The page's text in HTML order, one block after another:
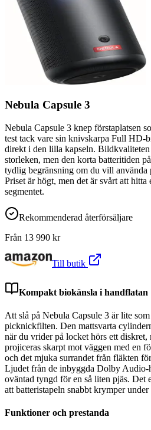
Nebula Capsule 3
Nebula Capsule 3 knep förstaplatsen
test tack vare sin knivskarpa Full
direkt i den lilla kapseln.
storleken, men den korta batteritiden
tydlig begränsning om du vill använda
Priset är högt, men det är svårt att
segmentet.
Rekommenderad återförsäljare
Från 13 990 kr
Till butik
Kompakt biokänsla i handflatan
Att slå på Nebula Capsule 3 är lite
picknickfilten. Den mattsvarta
när du vrider på locket hörs ett
projiceras skarpt mot väggen med en
och det mjuka surrandet från fläkten
Ljudet från de inbyggda Dolby Audio-
oväntad tyngd för en så liten pjäs. Det
att batteristapeln snabbt krymper
Funktioner och prestanda